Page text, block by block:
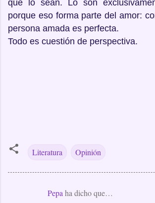
que lo sean. Lo son
porque eso forma parte del amor:
persona amada es perfecta.
Todo es cuestión de perspectiva.
Literatura Opinión
Pepa ha dicho que…